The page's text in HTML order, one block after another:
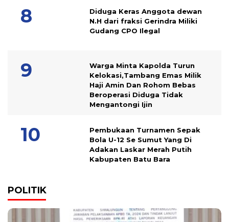
Diduga Keras Anggota dewan
N.H dari fraksi Gerindra Miliki
Gudang CPO Ilegal
Warga Minta Kapolda Turun
Kelokasi,Tambang Emas Milik
Haji Amin Dan Rohom Bebas
Beroperasi Diduga Tidak
Mengantongi Ijin
Pembukaan Turnamen Sepak
Bola U-12 Se Sumut Yang Di
Adakan Laskar Merah Putih
Kabupaten Batu Bara
POLITIK